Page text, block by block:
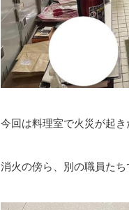
今回は料理室で火災が起
消火の傍ら、別の職員た